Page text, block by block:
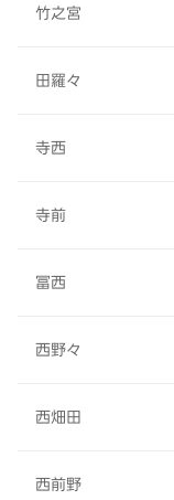
竹之宮
田羅々
寺西
寺前
冨西
西野々
西畑田
西前野